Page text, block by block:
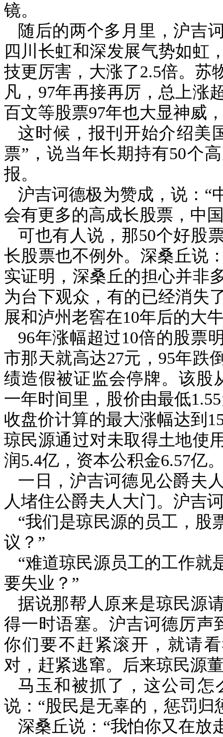
镜。
随后的两个多月里，沪吉
四川长虹和深发展气势如虹
技更厉害，大涨了2.5倍。苏
凡， 97年再接再厉，总上涨
百文等股票97年也大显神威
这时候，报刊开始介绍美
票”，说当年长期持有50个
报。
沪吉诃德极为赞成，说：“
会有更多的高成长股票，中
可也有人说，那50个好股
长股票也不例外。深桑丘说
实证明，深桑丘的担心并非
为台下观众，有的已经消失
展和泸州老窖在10年后的大
96年涨幅超过10倍的股票
市那天就高达27元， 95年跌
绩造假被证监会停牌。该股
一年时间里，股价由最低1.55
收盘价计算的最大涨幅达到
琼民源通过对未取得土地使
润5.4亿，资本公积金6.57亿
一日，沪吉诃德见公爵夫
人堵住公爵夫人大门。沪吉
“我们是琼民源的员工，股
议？”
“难道琼民源员工的工作就
要失业？”
据说那帮人原来是琼民源
得一时语塞。沪吉诃德厉声
你们要不赶紧滚开，就请
对，赶紧逃窜。后来琼民源
马玉和被抓了，这公司
说：“股民是无辜的，惩罚归
深桑丘说：“我怕你又在放